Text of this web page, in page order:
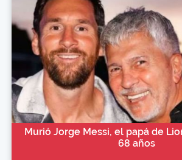
Murió Jorge Messi, el papá de
68 años